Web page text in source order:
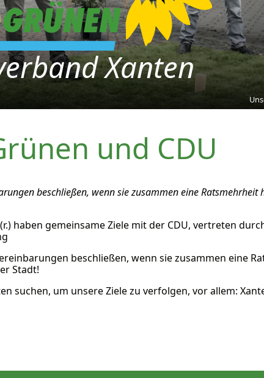
Xanten
und CDU
beschließen, wenn sie zusammen eine Ratsmehrheit
haben gemeinsame Ziele mit der CDU, vertreten
beschließen, wenn sie zusammen eine
Stadt!
suchen, um unsere Ziele zu verfolgen, vor allem: